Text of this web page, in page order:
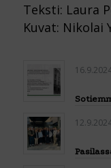
Teksti: Laura
Kuvat: Nikolai